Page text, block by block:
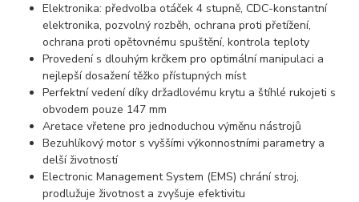
Elektronika: předvolba otáček 4 stupně, CDC-konstantní
elektronika, pozvolný rozběh, ochrana proti přetížení,
ochrana proti opětovnému spuštění, kontrola teploty
Provedení s dlouhým krčkem pro optimální manipulaci a
nejlepší dosažení těžko přístupných míst
Perfektní vedení díky držadlovému krytu a štíhlé rukojeti s
obvodem pouze 147 mm
Aretace vřetene pro jednoduchou výměnu nástrojů
Bezuhlíkový motor s vyššími výkonnostními parametry a
delší životností
Electronic Management System (EMS) chrání stroj,
prodlužuje životnost a zvyšuje efektivitu